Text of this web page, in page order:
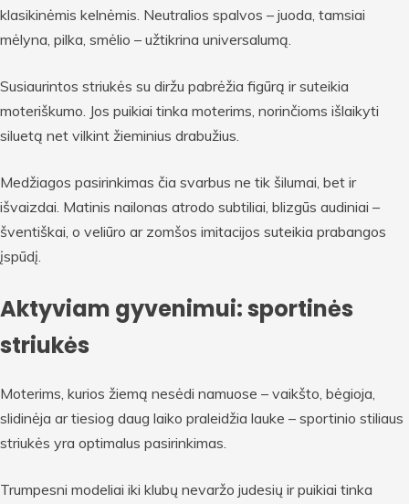
klasikinėmis kelnėmis. Neutralios spalvos – juoda, tamsiai
mėlyna, pilka, smėlio – užtikrina universalumą.
Susiaurintos striukės su diržu pabrėžia figūrą ir suteikia
moteriškumo. Jos puikiai tinka moterims, norinčioms išlaikyti
siluetą net vilkint žieminius drabužius.
Medžiagos pasirinkimas čia svarbus ne tik šilumai, bet ir
išvaizdai. Matinis nailonas atrodo subtiliai, blizgūs audiniai –
šventiškai, o veliūro ar zomšos imitacijos suteikia prabangos
įspūdį.
Aktyviam gyvenimui: sportinės
striukės
Moterims, kurios žiemą nesėdi namuose – vaikšto, bėgioja,
slidinėja ar tiesiog daug laiko praleidžia lauke – sportinio stiliaus
striukės yra optimalus pasirinkimas.
Trumpesni modeliai iki klubų nevaržo judesių ir puikiai tinka